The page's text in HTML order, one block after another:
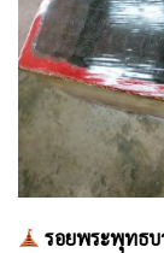
รอยพระพุทธ